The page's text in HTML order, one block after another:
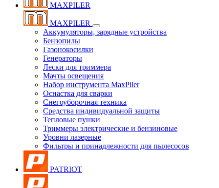
MAXPILER
MAXPILER
Аккумуляторы, зарядные устройства
Бензопилы
Газонокосилки
Генераторы
Лески для триммера
Мачты освещения
Набор инструмента MaxPiler
Оснастка для сварки
Снегоуборочная техника
Средства индивидуальной защиты
Тепловые пушки
Триммеры электрические и бензиновые
Уровни лазерные
Фильтры и принадлежности для пылесосов
PATRIOT